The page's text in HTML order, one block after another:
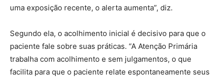
uma exposição recente, o alerta aumenta”, diz.
Segundo ela, o acolhimento inicial é decisivo para que o
paciente fale sobre suas práticas. “A Atenção Primária
trabalha com acolhimento e sem julgamentos, o que
facilita para que o paciente relate espontaneamente seus